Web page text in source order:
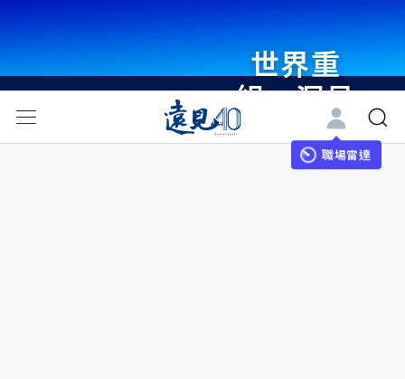
世界重
組・洞見
未來 與
世界領袖
職場雷達